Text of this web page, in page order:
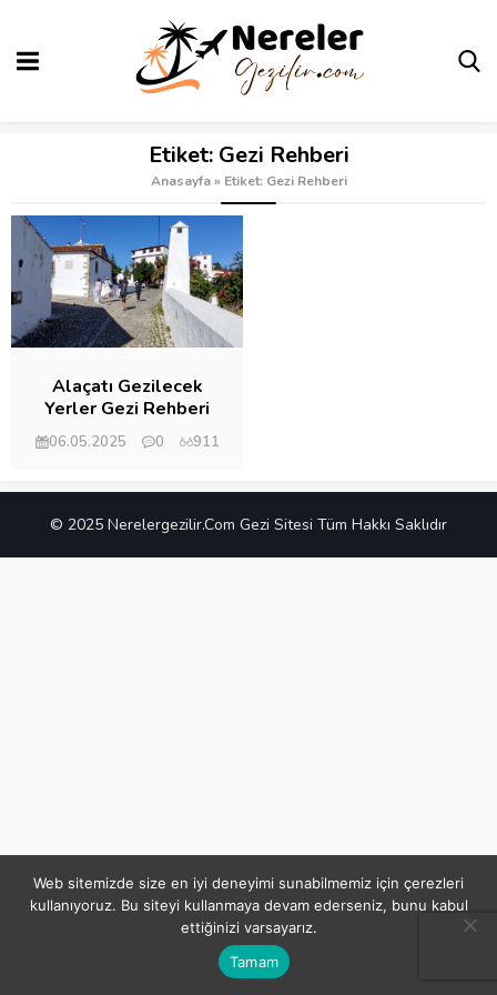
Etiket: Gezi Rehberi
Anasayfa » Etiket: Gezi Rehberi
Alaçatı Gezilecek
Yerler Gezi Rehberi
06.05.2025 0 911
© 2025 Nerelergezilir.Com Gezi Sitesi Tüm Hakkı Saklıdır
Web sitemizde size en iyi deneyimi sunabilmemiz için çerezleri
kullanıyoruz. Bu siteyi kullanmaya devam ederseniz, bunu kabul
ettiğinizi varsayarız.
Tamam